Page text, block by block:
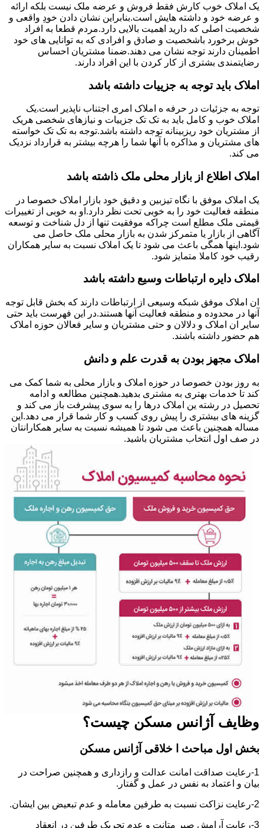
یک املاک خوب کارش فقط فروش و عرضه ملک نیست بلکه ارائه
و عرضه خود و داشته هایش است.بنابراین نشان دادن خودِ واقعی و
شخصیت اصلی که دارید اهمیت بالایی دارد.مردم قطعا به افراد
خوش برخورد باشخصیت و صادق و افرادی که به توانایی های خود
اطمینان دارند توجه نشان می دهند.ضمنا مشتریان احساس
رضایتمندی بشتری از کار کردن با این افراد دارند.
املاک باید توجه به جزییات داشته باشد
توجه به جزئیات در حرفه ه املاک امری اجتناب ناپذیر است.یک
املاک خوب و کامل باید به تک تک جزییات و نیازهای شخصی هریک
از مشتریان خود ریزبینانه توجه داشته باشد.توجه به تک تک خواسته
های مشتریان و مذاکره با آنها شما را هرچه بیشتر به قرارداد نزدیک
می کند.
املاک اطلاع از بازار محلی ملک ذاشته باشد
یک املاک موفق با نگاه تیزبین و دقیق خود بازار املاک خصوصا در
منطقه فعالیت خود را به خوبی تحت نظر دارد.او به خوبی از تغییرات
قیمتی ملک مطلع است چراکه موفقیت تنها از دل شناخت و توسعه
آگاهی از بازار یا متمرکز شدن به بازار محلی ملک حاصل می
شود.اینها همگی باعث می شود تا یک املاک نسبت به سایر همکاران
رقیب خود کاملا متمایز شود.
املاک دایره ارتباطات وسیع داشته باشد
ان املاک موفق شبکه وسیعی از ارتباطات دارند که بخش قابل توجه
آنها در محدوده و منطقه فعالیت آنها هستند.در این فهرست باید حتی
سایر ان املاک و دلالان و حتی مشتریان و سایر فعالان حوزه املاک
هم حضور داشته باشند.
املاک مجهز بودن به قدرت علم و دانش
به روز بودن خصوصا در حوزه املاک و بازار محلی به شما کمک می
کند تا خدمات بهتری به مشتری بدهید.همچنین مطالعه و ادامه
تحصیل در رشته ین املاک درها را به سوی پیشرفت باز می کند و
گزینه های بیشتری را پیش روی کسب و کار شما قرار می دهد.این
مساله همچنین باعث می شود تا همیشه نسبت به سایر همکارانتان
در صف اول انتخاب مشتریان باشید.
وظایف آژانس مسکن چیست؟
بخش اول مباحث ا خلاقی آژانس مسکن
1-رعایت صداقت امانت عدالت و رازداری و همچنین صراحت در
بیان و اعتماد به نفس در عمل و گفتار.
2-رعایت نزاکت نسبت به طرفین معامله و عدم تبعیض بین ایشان.
3-رعایت آرامش صبر متانت و عدم تحریک طرفین در انعقاد